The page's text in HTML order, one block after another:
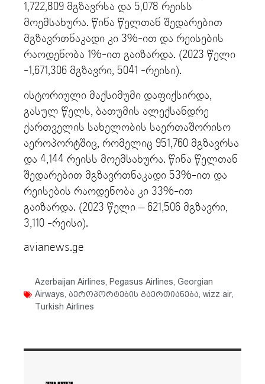
1,722,809 მგზავრსა და 5,078 რეისს
მოემსახურა. წინა წელთან შედარებით
მგზავრთნაკადი კი 3%-ით და რეისების
რაოდენობა 1%-ით გაიზარდა. (2023 წელი
-1,671,306 მგზავრი, 5041 -რეისი).
ისტორიული მაქსიმუმი დაფიქსირდა,
გასულ წელს, ბათუმის ალექსანდრე
ქართველის სახელობის საერთაშორისო
აეროპორტშიც, რომელიც 951,760 მგზავრსა
და 4,144 რეისს მოემსახურა. წინა წელთან
შედარებით მგზავრთნაკადი 53%-ით და
რეისების რაოდენობა კი 33%-ით
გაიზარდა. (2023 წელი – 621,506 მგზავრი,
⁠3,110 -რეისი).
avianews.ge
⁠Azerbaijan Airlines, Pegasus Airlines, Georgian
Airways, აეროპორტების გაერთიანება, wizz air,
Turkish Airlines